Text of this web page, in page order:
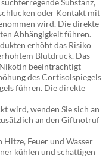
Substanz,
oder Kontakt mit
wird. Die direkte
Abhängigkeit führen.
erhöht das Risiko
Blutdruck. Das
beeinträchtigt
des Cortisolspiegels
führen. Die direkte
wird, wenden Sie sich an
an den Giftnotruf
Hitze, Feuer und Wasser
kühlen und schattigen